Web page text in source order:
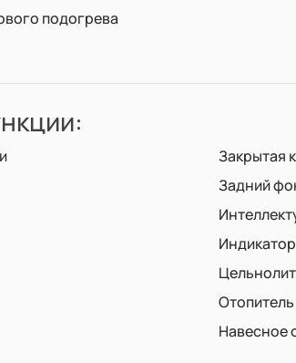
подогрева
Закрытая
Задний
Отопитель
Навесное